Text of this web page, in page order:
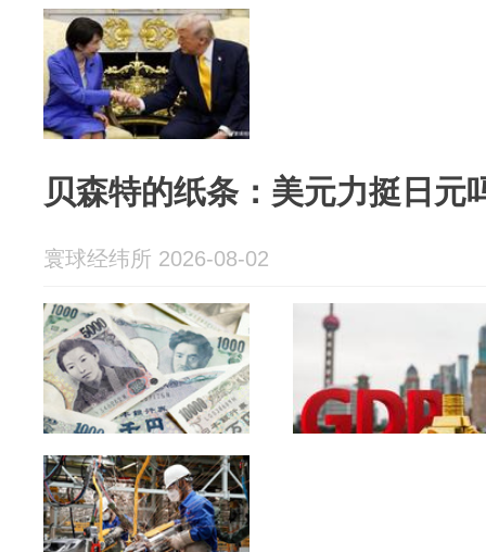
贝森特的纸条：美元力挺日元
寰球经纬所 2026-08-02